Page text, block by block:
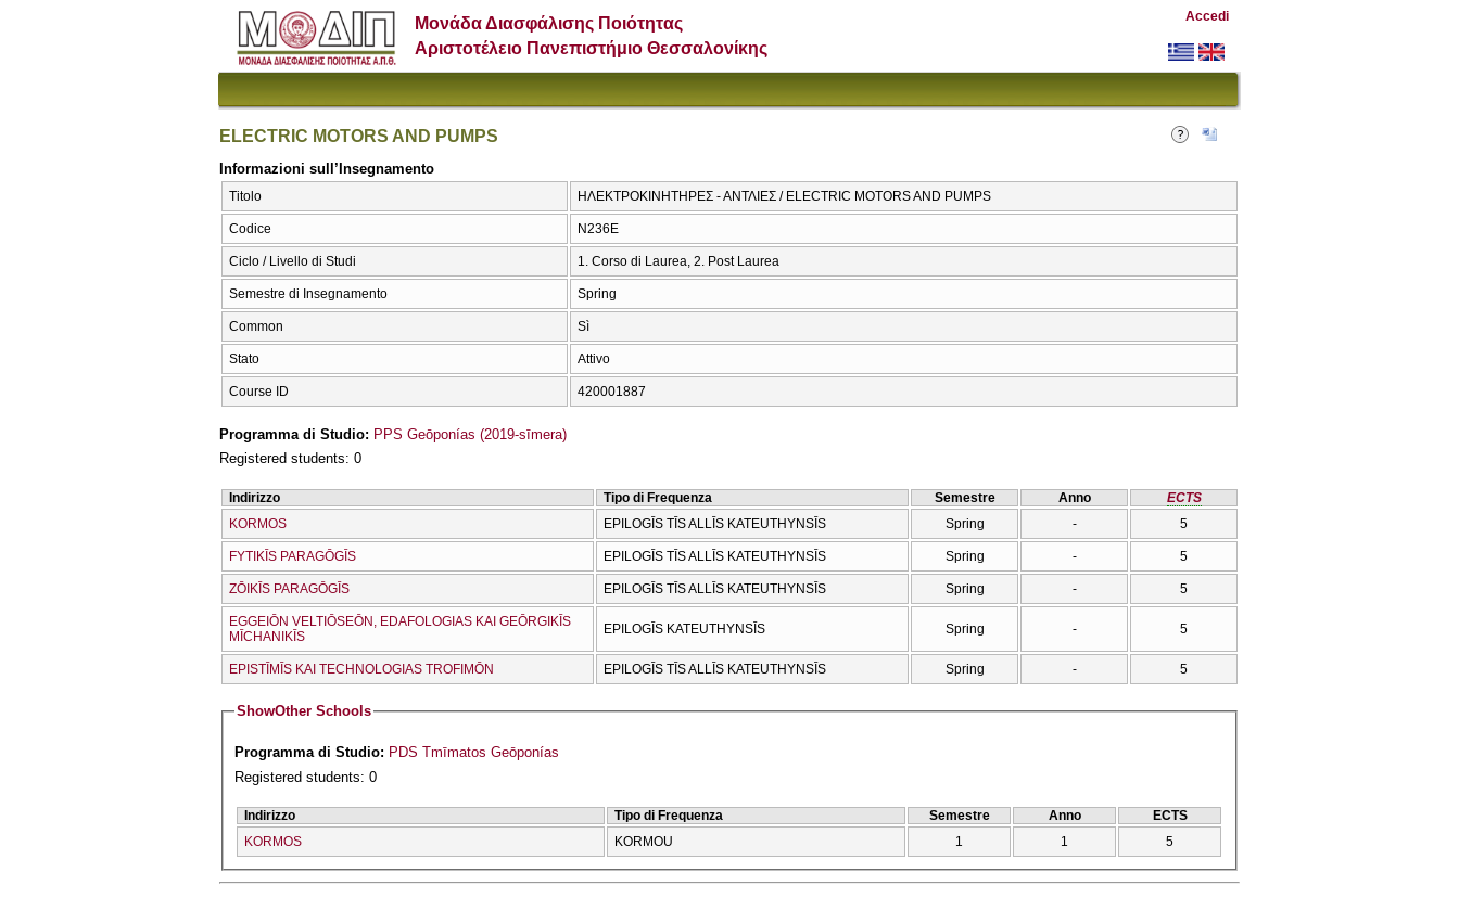
Μονάδα Διασφάλισης Ποιότητας
Αριστοτέλειο Πανεπιστήμιο Θεσσαλονίκης
Accedi
ELECTRIC MOTORS AND PUMPS
Informazioni sull’Insegnamento
Titolo ΗΛΕΚΤΡΟΚΙΝΗΤΗΡΕΣ - ΑΝΤΛΙΕΣ / ELECTRIC MOTORS AND PUMPS
Codice Ν236Ε
Ciclo / Livello di Studi 1. Corso di Laurea, 2. Post Laurea
Semestre di Insegnamento Spring
Common Sì
Stato Attivo
Course ID 420001887
Programma di Studio: PPS Geōponías (2019-sīmera)
Registered students: 0
Indirizzo Tipo di Frequenza Semestre Anno
ECTS
KORMOS
EPILOGĪS TĪS ALLĪS KATEUTHYNSĪS Spring - 5
FYTIKĪS PARAGŌGĪS EPILOGĪS TĪS ALLĪS KATEUTHYNSĪS Spring - 5
ZŌIKĪS PARAGŌGĪS EPILOGĪS TĪS ALLĪS KATEUTHYNSĪS Spring - 5
EGGEIŌN VELTIŌSEŌN, EDAFOLOGIAS KAI GEŌRGIKĪS
MĪCΗANIKĪS
EPILOGĪS KATEUTHYNSĪS Spring - 5
EPISTĪMĪS KAI TECΗNOLOGIAS TROFIMŌN EPILOGĪS TĪS ALLĪS KATEUTHYNSĪS Spring - 5
ShowOther Schools
Programma di Studio: PDS Tmīmatos Geōponías
Registered students: 0
Indirizzo Tipo di Frequenza Semestre Anno
ECTS
KORMOS
KORMOU 1 1 5